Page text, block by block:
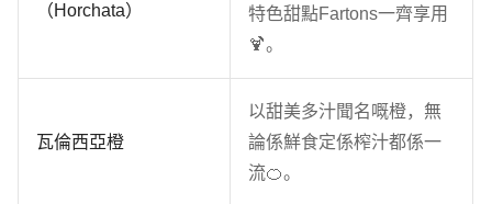
（Horchata）
特色甜點Fartons一齊享用
🍹。
瓦倫西亞橙
以甜美多汁聞名嘅橙，無
論係鮮食定係榨汁都係一
流🍊。